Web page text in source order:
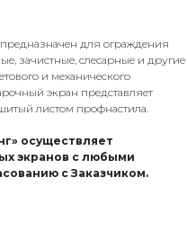
предназначен для ограждения
зачистные, слесарные и другие
и механического
экран представляет
листом профнастила.
осуществляет
экранов с любыми
с Заказчиком.